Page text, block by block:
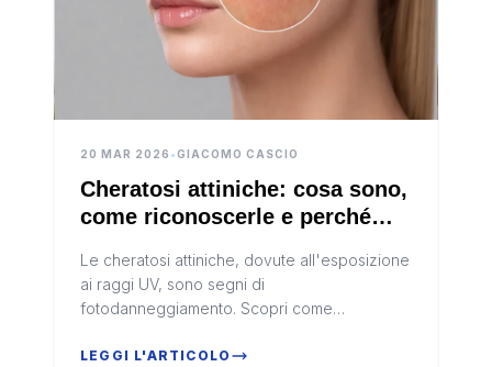
20 MAR 2026 •GIACOMO CASCIO
Cheratosi attiniche: cosa sono,
come riconoscerle e perché
Le cheratosi attiniche, dovute all'esposizione
ai raggi UV, sono segni di
fotodanneggiamento. Scopri come
LEGGI L'ARTICOLO